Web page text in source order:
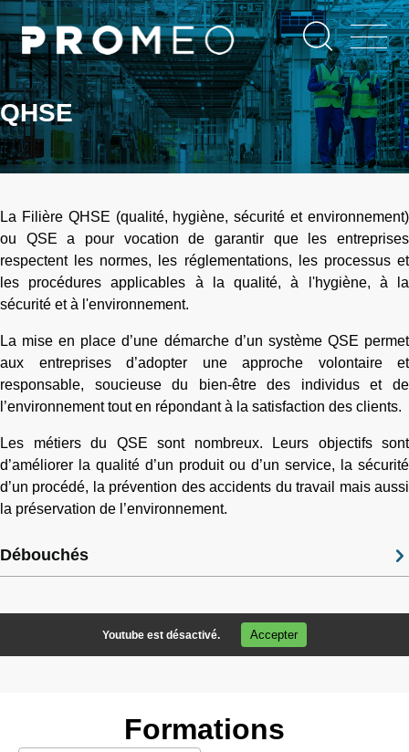
Aller
au
contenu
principal
QHSE
La Filière QHSE (qualité, hygiène, sécurité et environnement)
ou QSE a pour vocation de garantir que les entreprises
respectent les normes, les réglementations, les processus et
les procédures applicables à la qualité, à l'hygiène, à la
sécurité et à l'environnement.
La mise en place d’une démarche d’un système QSE permet
aux entreprises d’adopter une approche volontaire et
responsable, soucieuse du bien-être des individus et de
l’environnement tout en répondant à la satisfaction des clients.
Les métiers du QSE sont nombreux. Leurs objectifs sont
d’améliorer la qualité d’un produit ou d’un service, la sécurité
d’un procédé, la prévention des accidents du travail mais aussi
la préservation de l’environnement.
Débouchés
Youtube est désactivé. Accepter
Formations
Panneau de gestion des cookies